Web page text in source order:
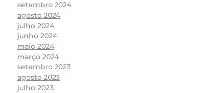
setembro 2024
agosto 2024
julho 2024
junho 2024
maio 2024
março 2024
setembro 2023
agosto 2023
julho 2023